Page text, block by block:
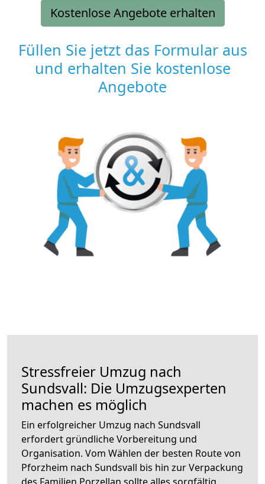
Kostenlose Angebote erhalten
Füllen Sie jetzt das Formular aus
und erhalten Sie kostenlose
Angebote
Stressfreier Umzug nach
Sundsvall: Die Umzugsexperten
machen es möglich
Ein erfolgreicher Umzug nach Sundsvall
erfordert gründliche Vorbereitung und
Organisation. Vom Wählen der besten Route von
Pforzheim nach Sundsvall bis hin zur Verpackung